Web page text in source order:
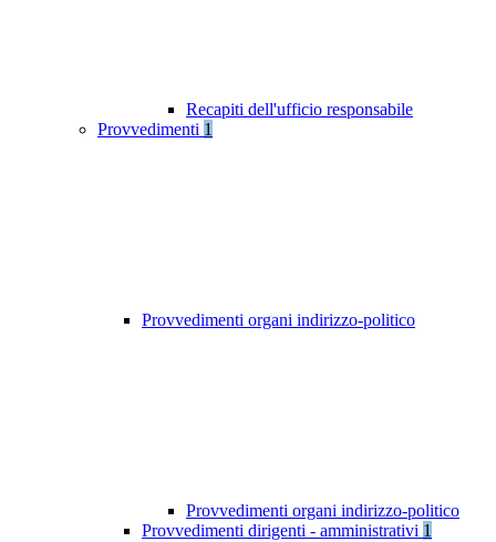
Recapiti dell'ufficio responsabile
Provvedimenti 1
Provvedimenti organi indirizzo-politico
Provvedimenti organi indirizzo-politico
Provvedimenti dirigenti - amministrativi 1